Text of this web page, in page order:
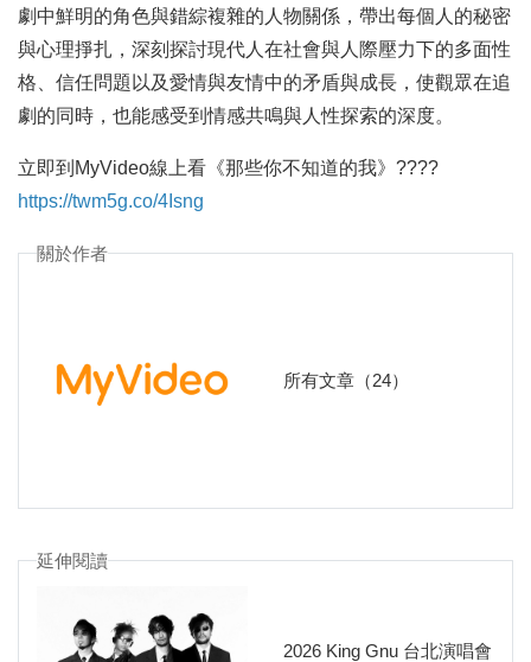
劇中鮮明的角色與錯綜複雜的人物關係，帶出每個人的秘密
與心理掙扎，深刻探討現代人在社會與人際壓力下的多面性
格、信任問題以及愛情與友情中的矛盾與成長，使觀眾在追
劇的同時，也能感受到情感共鳴與人性探索的深度。
立即到MyVideo線上看《那些你不知道的我》????
https://twm5g.co/4Isng
關於作者
所有文章（24）
延伸閱讀
2026 King Gnu 台北演唱會